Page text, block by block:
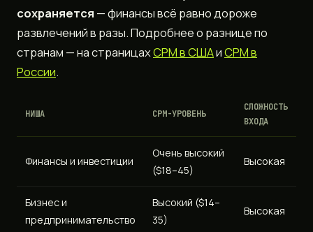
сохраняется — финансы всё равно дороже
развлечений в разы. Подробнее о разнице по
странам — на страницахCPM в СШАиCPM в
России.
НИША CPM-УРОВЕНЬ
СЛОЖНОСТЬ
ВХОДА
Финансы и инвестиции
Очень высокий
($18–45)
Высокая
Бизнес и
предпринимательство
Высокий ($14–
35)
Высокая